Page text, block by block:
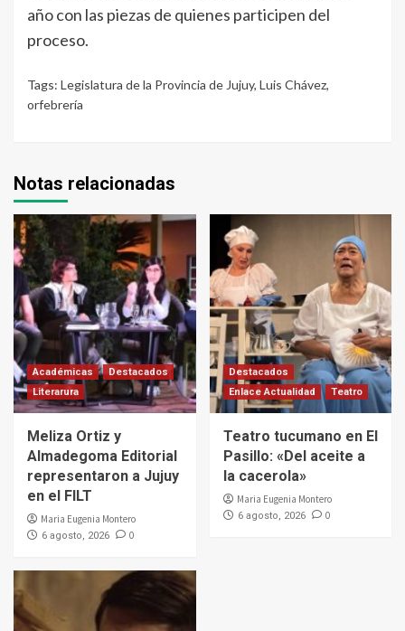
año con las piezas de quienes participen del
proceso.
Tags: Legislatura de la Provincia de Jujuy, Luis Chávez,
orfebrería
Notas relacionadas
Académicas
Destacados
Literarura
Meliza Ortiz y
Almadegoma Editorial
representaron a Jujuy
en el FILT
Maria Eugenia Montero
6 agosto, 2026 0
Destacados
Enlace Actualidad
Teatro
Teatro tucumano en El
Pasillo: «Del aceite a
la cacerola»
Maria Eugenia Montero
6 agosto, 2026 0